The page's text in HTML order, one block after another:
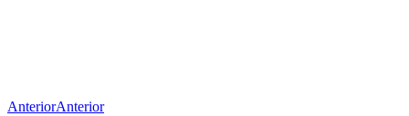
AnteriorAnterior